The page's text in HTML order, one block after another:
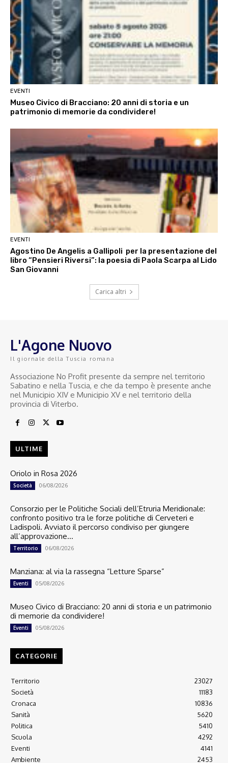
EVENTI
Museo Civico di Bracciano: 20 anni di storia e un
patrimonio di memorie da condividere!
EVENTI
Agostino De Angelis a Gallipoli per la presentazione del
libro “Pensieri Riversi”: la poesia di Paola Scarpa al Lido
San Giovanni
Carica altri
L'Agone Nuovo
Il giornale della Tuscia romana
Associazione No Profit presente da sempre nel territorio
Sabatino e nella Tuscia, e che da tempo è presente anche
nel Municipio XIV e Municipio XV e nel territorio della
provincia di Viterbo.
ULTIME
Oriolo in Rosa 2026
Società 06/08/2026
Consorzio per le Politiche Sociali dell’Etruria Meridionale:
confronto positivo tra le forze politiche di Cerveteri e
Ladispoli. Avviato il percorso condiviso per giungere
all’approvazione...
Territorio 06/08/2026
Manziana: al via la rassegna “Letture Sparse”
Eventi 05/08/2026
Museo Civico di Bracciano: 20 anni di storia e un patrimonio
di memorie da condividere!
Eventi 05/08/2026
CATEGORIE
Territorio
23027
Società
11183
Cronaca
10836
Sanità
5620
Politica
5410
Scuola
4292
Eventi
4141
Ambiente
2453